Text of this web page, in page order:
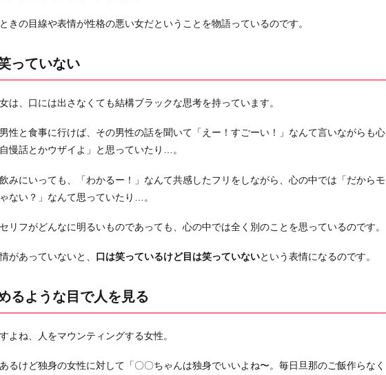
きの目線や表情が性格の悪い女だということを物語っているのです。
っていない
は、口には出さなくても結構ブラックな思考を持っています。
性と食事に行けば、その男性の話を聞いて「えー！すごーい！」なんて言いながらも心
慢話とかウザイよ」と思っていたり…。
みにいっても、「わかるー！」なんて共感したフリをしながら、心の中では「だからモ
ない？」なんて思っていたり…。
リフがどんなに明るいものであっても、心の中では全く別のことを思っているのです。
があっていないと、 口は笑っているけど目は笑っていないという表情になるのです。
るような目で人を見る
よね、人をマウンティングする女性。
るけど独身の女性に対して「〇〇ちゃんは独身でいいよね〜。毎日旦那のご飯作らなく